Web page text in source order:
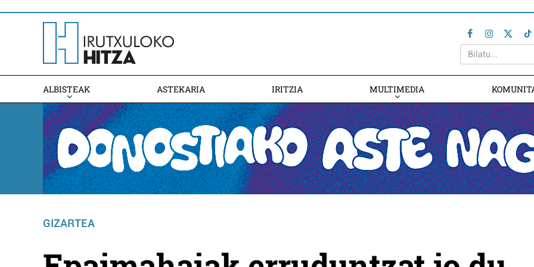
ALBISTEAK ASTEKARIA IRITZIA MULTIMEDIA
GIZARTEA